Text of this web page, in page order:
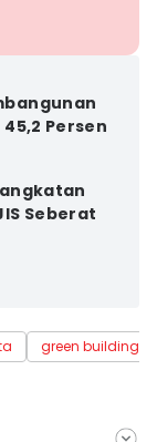
Persen
Seberat
green building